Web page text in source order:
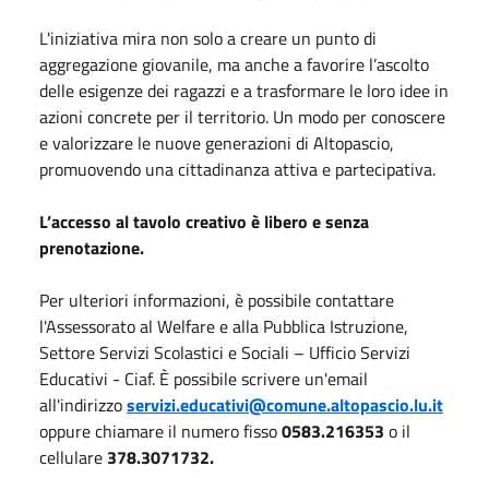
L'iniziativa mira non solo a creare un punto di
aggregazione giovanile, ma anche a favorire l’ascolto
delle esigenze dei ragazzi e a trasformare le loro idee in
azioni concrete per il territorio. Un modo per conoscere
e valorizzare le nuove generazioni di Altopascio,
promuovendo una cittadinanza attiva e partecipativa.
L’accesso al tavolo creativo è libero e senza
prenotazione.
Per ulteriori informazioni, è possibile contattare
l'Assessorato al Welfare e alla Pubblica Istruzione,
Settore Servizi Scolastici e Sociali – Ufficio Servizi
Educativi - Ciaf. È possibile scrivere un'email
all'indirizzoservizi.educativi@comune.altopascio.lu.it
oppure chiamare il numero fisso0583.216353 o il
cellulare 378.3071732.